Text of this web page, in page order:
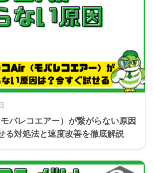
バレコエアー）が繋がらない原因
る対処法と速度改善を徹底解説